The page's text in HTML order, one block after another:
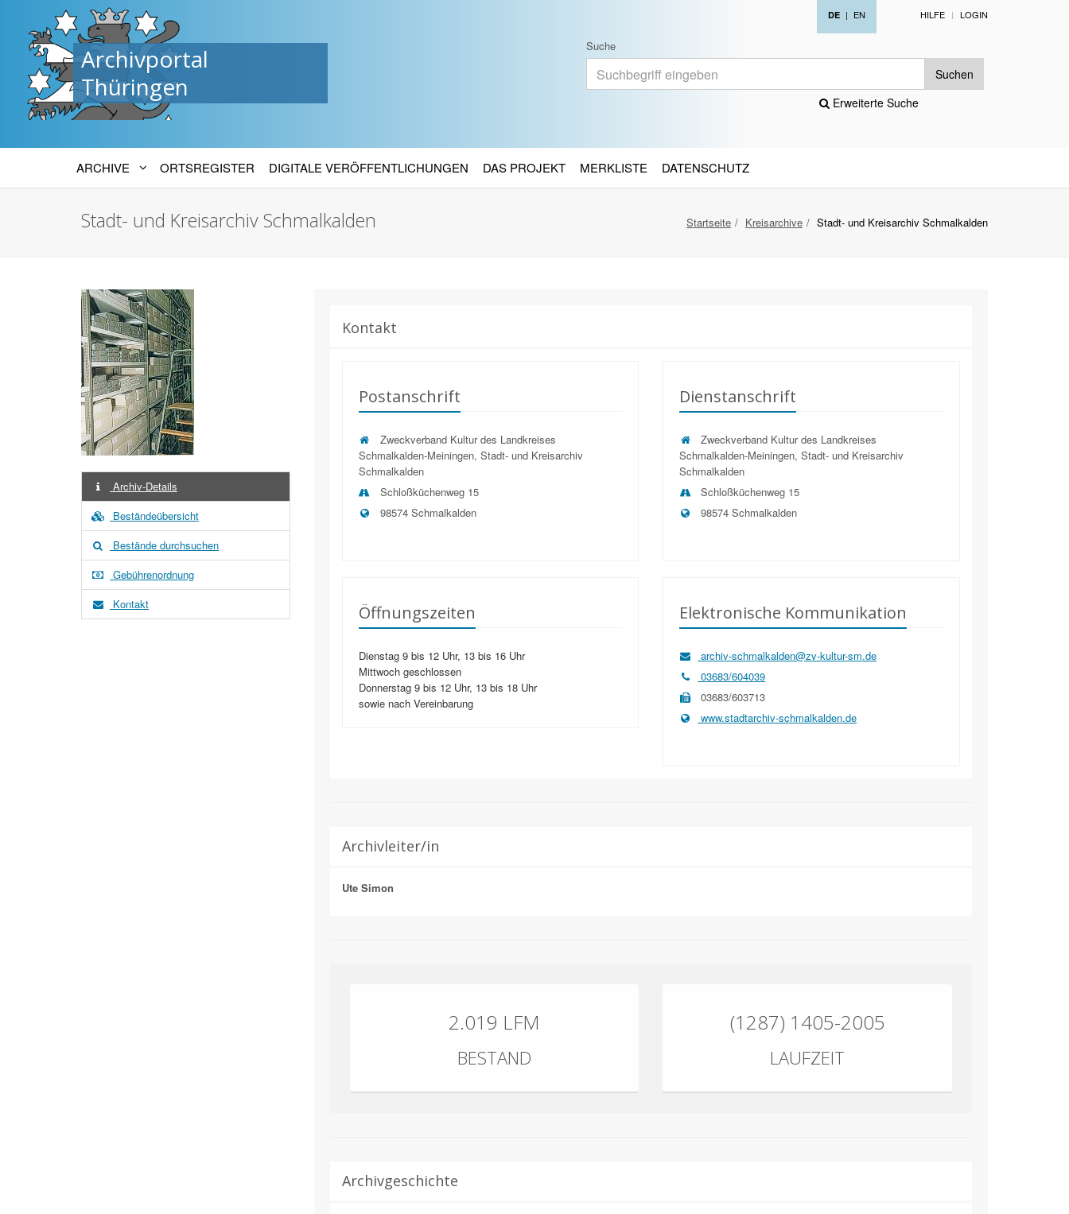
Archivportal
Thüringen
DE | EN HILFE LOGIN
Suche
Suchen
Erweiterte Suche
ARCHIVE ORTSREGISTER DIGITALE VERÖFFENTLICHUNGEN DAS PROJEKT MERKLISTE DATENSCHUTZ
Startseite Kreisarchive Stadt- und Kreisarchiv Schmalkalden
Stadt- und Kreisarchiv Schmalkalden
Archiv-Details
Beständeübersicht
Bestände durchsuchen
Gebührenordnung
Kontakt
Kontakt
Postanschrift
Zweckverband Kultur des Landkreises
Schmalkalden-Meiningen, Stadt- und Kreisarchiv
Schmalkalden
Schloßküchenweg 15
98574 Schmalkalden
Dienstanschrift
Zweckverband Kultur des Landkreises
Schmalkalden-Meiningen, Stadt- und Kreisarchiv
Schmalkalden
Schloßküchenweg 15
98574 Schmalkalden
Öffnungszeiten
Dienstag 9 bis 12 Uhr, 13 bis 16 Uhr
Mittwoch geschlossen
Donnerstag 9 bis 12 Uhr, 13 bis 18 Uhr
sowie nach Vereinbarung
Elektronische Kommunikation
archiv-schmalkalden@zv-kultur-sm.de
03683/604039
03683/603713
www.stadtarchiv-schmalkalden.de
Archivleiter/in
Ute Simon
2.019 LFM
BESTAND
(1287) 1405-2005
LAUFZEIT
Archivgeschichte